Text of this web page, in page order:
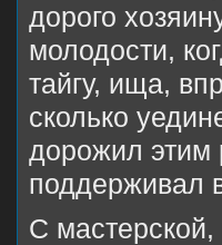
дорого
молодости,
тайгу, ища,
сколько
дорожил этим
поддерживал
С мастерской,